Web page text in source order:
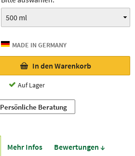
In den Warenkorb
Auf Lager
Persönliche Beratung
Mehr Infos Bewer­tungen ↓